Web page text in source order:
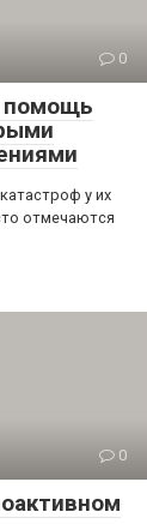
0
помощь
у их
отмечаются
0